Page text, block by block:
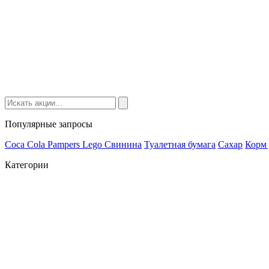
Популярные запросы
Coca Cola Pampers Lego Cвинина Туалетная бумага Сахар Корм
Категории